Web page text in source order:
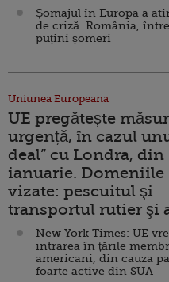
Șomajul în Europa a
de criză. România,
puțini șomeri
Uniunea Europeana
UE pregătește
urgență, în cazul
deal” cu Londra, din
ianuarie. Domeniile
vizate: pescuitul şi
transportul rutier şi
New York Times: UE
intrarea în țările
americani, din cauza
foarte active din SUA